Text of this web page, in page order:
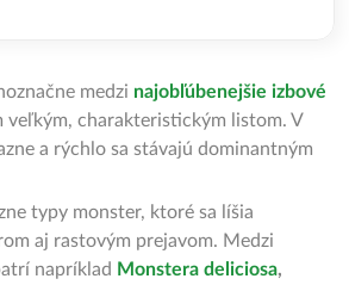
medzi najobľúbenejšie izbové
veľkým, charakteristickým listom. V
a rýchlo sa stávajú dominantným
typy monster, ktoré sa líšia
aj rastovým prejavom. Medzi
napríklad Monstera deliciosa,